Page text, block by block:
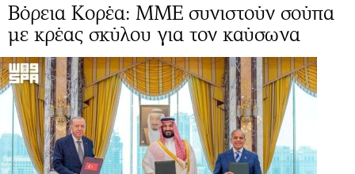
Βόρεια Κορέα: ΜΜΕ συνιστούν σούπα
με κρέας σκύλου για τον καύσωνα